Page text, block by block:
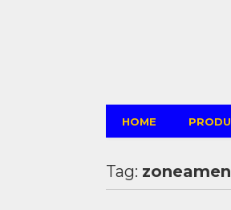
HOME
Tag: